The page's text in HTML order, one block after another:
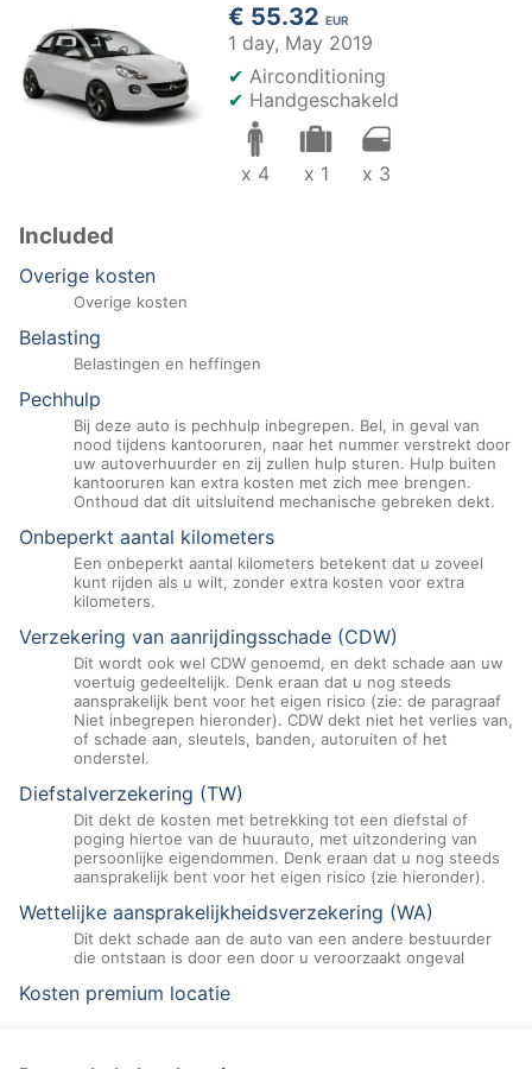
€ 55.32 EUR
1 day, May 2019
✔ Airconditioning
✔ Handgeschakeld
x 4 x 1 x 3
Included
Overige kosten
Overige kosten
Belasting
Belastingen en heffingen
Pechhulp
Bij deze auto is pechhulp inbegrepen. Bel, in geval van
nood tijdens kantooruren, naar het nummer verstrekt door
uw autoverhuurder en zij zullen hulp sturen. Hulp buiten
kantooruren kan extra kosten met zich mee brengen.
Onthoud dat dit uitsluitend mechanische gebreken dekt.
Onbeperkt aantal kilometers
Een onbeperkt aantal kilometers betekent dat u zoveel
kunt rijden als u wilt, zonder extra kosten voor extra
kilometers.
Verzekering van aanrijdingsschade (CDW)
Dit wordt ook wel CDW genoemd, en dekt schade aan uw
voertuig gedeeltelijk. Denk eraan dat u nog steeds
aansprakelijk bent voor het eigen risico (zie: de paragraaf
Niet inbegrepen hieronder). CDW dekt niet het verlies van,
of schade aan, sleutels, banden, autoruiten of het
onderstel.
Diefstalverzekering (TW)
Dit dekt de kosten met betrekking tot een diefstal of
poging hiertoe van de huurauto, met uitzondering van
persoonlijke eigendommen. Denk eraan dat u nog steeds
aansprakelijk bent voor het eigen risico (zie hieronder).
Wettelijke aansprakelijkheidsverzekering (WA)
Dit dekt schade aan de auto van een andere bestuurder
die ontstaan is door een door u veroorzaakt ongeval
Kosten premium locatie